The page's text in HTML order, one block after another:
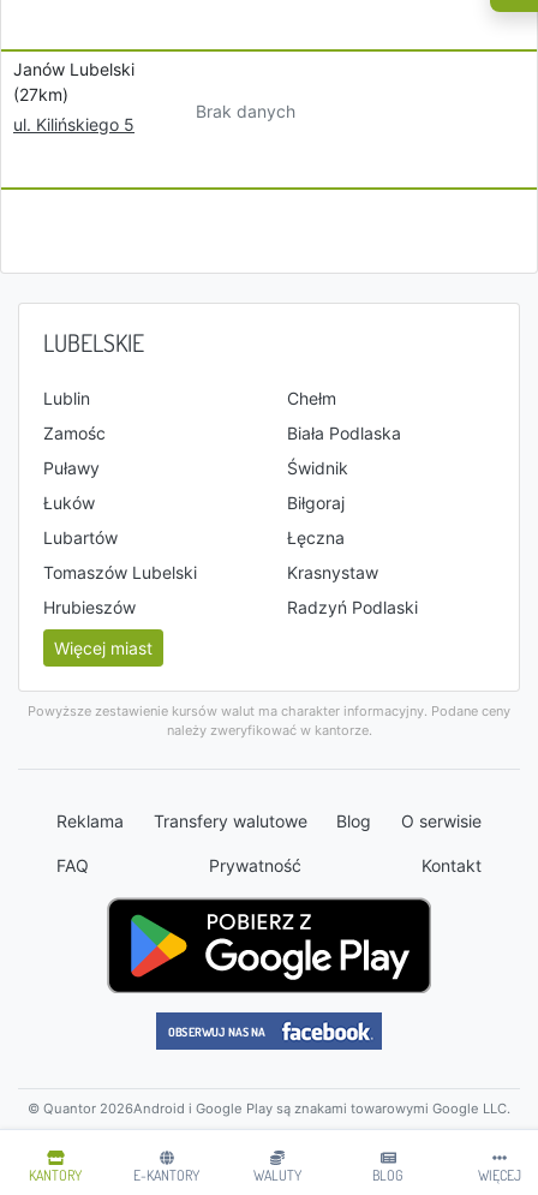
KANTORY E-KANTORY WALUTY BLOG WIĘCEJ
Janów Lubelski
(27km)
ul. Kilińskiego 5
Brak danych
LUBELSKIE
Lublin
Chełm
Zamośc
Biała Podlaska
Puławy
Świdnik
Łuków
Biłgoraj
Lubartów
Łęczna
Tomaszów Lubelski
Krasnystaw
Hrubieszów
Radzyń Podlaski
Więcej miast
Powyższe zestawienie kursów walut ma charakter informacyjny. Podane ceny
należy zweryfikować w kantorze.
Reklama Transfery walutowe Blog O serwisie
FAQ Prywatność Kontakt
© Quantor 2026Android i Google Play są znakami towarowymi Google LLC.